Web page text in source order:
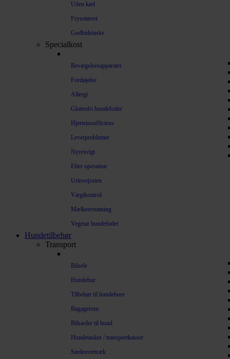
Uden kød
Frysetørret
Godbidstaske
Specialkost
Bevægelsesapparatet
Fordøjelse
Allergi
Glutenfri hundefoder
Hjerteinsufficiens
Leverproblemer
Nyresvigt
Efter operation
Urinvejssten
Vægtkontrol
Mælkeerstatning
Vegetar hundefoder
Hundetilbehør
Transport
Bilsele
Hundebur
Tilbehør til hundebure
Bagagerum
Bilsæder til hund
Hundetasker / transportkasser
Sædeovertræk